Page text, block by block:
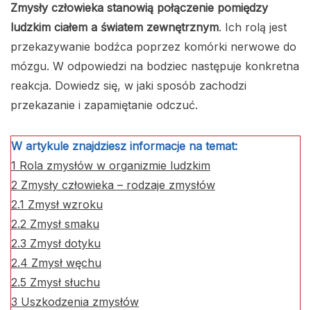
Zmysły człowieka stanowią połączenie pomiędzy
ludzkim ciałem a światem zewnętrznym. Ich rolą jest
przekazywanie bodźca poprzez komórki nerwowe do
mózgu. W odpowiedzi na bodziec następuje konkretna
reakcja. Dowiedz się, w jaki sposób zachodzi
przekazanie i zapamiętanie odczuć.
W artykule znajdziesz informacje na temat:
1 Rola zmysłów w organizmie ludzkim
2 Zmysły człowieka – rodzaje zmysłów
2.1 Zmysł wzroku
2.2 Zmysł smaku
2.3 Zmysł dotyku
2.4 Zmysł węchu
2.5 Zmysł słuchu
3 Uszkodzenia zmysłów